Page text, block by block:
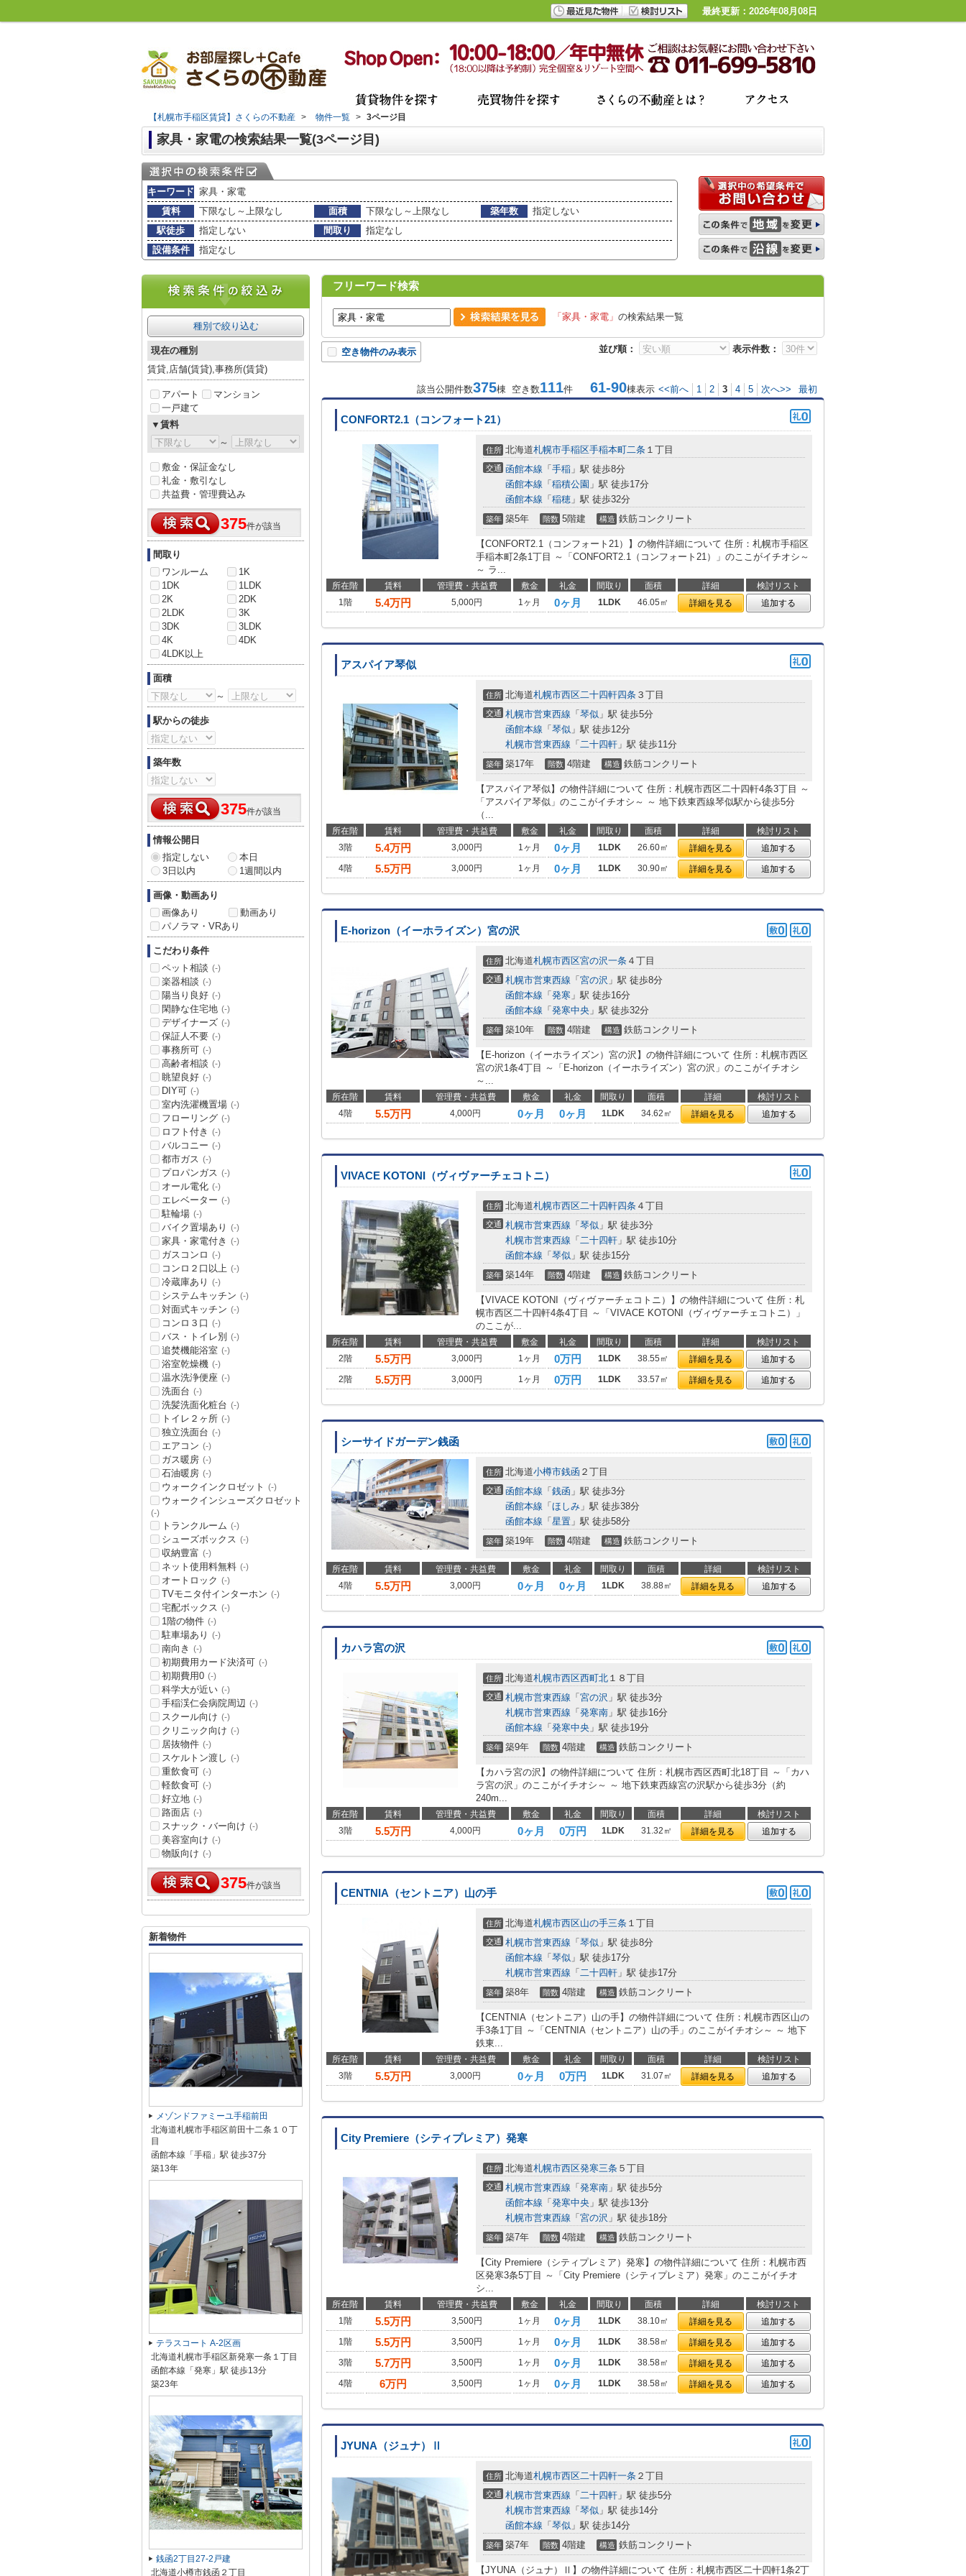
最終更新：2026年08月08日
【札幌市手稲区賃貸】さくらの不動産 > 物件一覧 > 3ページ目
家具・家電の検索結果一覧(3ページ目)
キーワード 家具・家電
賃料
下限なし～上限なし 面積 下限なし～上限なし 築年数
指定しない
駅徒歩
指定しない 間取り
指定なし
設備条件
指定なし
フリーワード検索
「家具・家電」 の検索結果一覧
並び順： 表示件数：
空き物件のみ表示
該当公開件数375棟 空き数111件 61-90棟表示 <<前へ 1 2 3 4 5 次へ>> 最初
CONFORT2.1（コンフォート21）
住所 北海道札幌市手稲区手稲本町二条 １丁目
交通 函館本線 「 手稲 」駅 徒歩8分
函館本線 「 稲積公園 」駅 徒歩17分
函館本線 「 稲穂 」駅 徒歩32分
築年 築5年 階数 5階建 構造 鉄筋コンクリート
【CONFORT2.1（コンフォート21）】の物件詳細について 住所：札幌市手稲区
手稲本町2条1丁目 ～「CONFORT2.1（コンフォート21）」のここがイチオシ～
～ ラ...
所在階 賃料 管理費・共益費 敷金 礼金 間取り 面積 詳細
検討リスト
1階
5.4万円 5,000円 1ヶ月 0ヶ月 1LDK 46.05㎡ 詳細を見る 追加する
アスパイア琴似
住所 北海道札幌市西区二十四軒四条 ３丁目
交通 札幌市営東西線 「 琴似 」駅 徒歩5分
函館本線 「 琴似 」駅 徒歩12分
札幌市営東西線 「 二十四軒 」駅 徒歩11分
築年 築17年 階数 4階建 構造 鉄筋コンクリート
【アスパイア琴似】の物件詳細について 住所：札幌市西区二十四軒4条3丁目 ～
「アスパイア琴似」のここがイチオシ～ ～ 地下鉄東西線琴似駅から徒歩5分
（...
所在階 賃料 管理費・共益費 敷金 礼金 間取り 面積 詳細
検討リスト
3階
5.4万円 3,000円 1ヶ月 0ヶ月 1LDK 26.60㎡ 詳細を見る
追加する
4階
5.5万円 3,000円 1ヶ月 0ヶ月 1LDK 30.90㎡ 詳細を見る 追加する
E-horizon（イーホライズン）宮の沢
住所 北海道札幌市西区宮の沢一条 ４丁目
交通 札幌市営東西線 「 宮の沢 」駅 徒歩8分
函館本線 「 発寒 」駅 徒歩16分
函館本線 「 発寒中央 」駅 徒歩32分
築年 築10年 階数 4階建 構造 鉄筋コンクリート
【E-horizon（イーホライズン）宮の沢】の物件詳細について 住所：札幌市西区
宮の沢1条4丁目 ～「E-horizon（イーホライズン）宮の沢」のここがイチオシ
～...
所在階 賃料 管理費・共益費 敷金 礼金 間取り 面積 詳細
検討リスト
4階
5.5万円 4,000円 0ヶ月 0ヶ月 1LDK 34.62㎡ 詳細を見る 追加する
VIVACE KOTONI（ヴィヴァーチェコトニ）
住所 北海道札幌市西区二十四軒四条 ４丁目
交通 札幌市営東西線 「 琴似 」駅 徒歩3分
札幌市営東西線 「 二十四軒 」駅 徒歩10分
函館本線 「 琴似 」駅 徒歩15分
築年 築14年 階数 4階建 構造 鉄筋コンクリート
【VIVACE KOTONI（ヴィヴァーチェコトニ）】の物件詳細について 住所：札
幌市西区二十四軒4条4丁目 ～「VIVACE KOTONI（ヴィヴァーチェコトニ）」
のここが...
所在階 賃料 管理費・共益費 敷金 礼金 間取り 面積 詳細
検討リスト
2階
5.5万円 3,000円 1ヶ月 0万円 1LDK 38.55㎡ 詳細を見る
追加する
2階
5.5万円 3,000円 1ヶ月 0万円 1LDK 33.57㎡ 詳細を見る 追加する
シーサイドガーデン銭函
住所 北海道小樽市銭函 ２丁目
交通 函館本線 「 銭函 」駅 徒歩3分
函館本線 「 ほしみ 」駅 徒歩38分
函館本線 「 星置 」駅 徒歩58分
築年 築19年 階数 4階建 構造 鉄筋コンクリート
所在階 賃料 管理費・共益費 敷金 礼金 間取り 面積 詳細
検討リスト
4階
5.5万円 3,000円 0ヶ月 0ヶ月 1LDK 38.88㎡ 詳細を見る 追加する
カハラ宮の沢
住所 北海道札幌市西区西町北 １８丁目
交通 札幌市営東西線 「 宮の沢 」駅 徒歩3分
札幌市営東西線 「 発寒南 」駅 徒歩16分
函館本線 「 発寒中央 」駅 徒歩19分
築年 築9年 階数 4階建 構造 鉄筋コンクリート
【カハラ宮の沢】の物件詳細について 住所：札幌市西区西町北18丁目 ～「カハ
ラ宮の沢」のここがイチオシ～ ～ 地下鉄東西線宮の沢駅から徒歩3分（約
240m...
所在階 賃料 管理費・共益費 敷金 礼金 間取り 面積 詳細
検討リスト
3階
5.5万円 4,000円 0ヶ月 0万円 1LDK 31.32㎡ 詳細を見る 追加する
CENTNIA（セントニア）山の手
住所 北海道札幌市西区山の手三条 １丁目
交通 札幌市営東西線 「 琴似 」駅 徒歩8分
函館本線 「 琴似 」駅 徒歩17分
札幌市営東西線 「 二十四軒 」駅 徒歩17分
築年 築8年 階数 4階建 構造 鉄筋コンクリート
【CENTNIA（セントニア）山の手】の物件詳細について 住所：札幌市西区山の
手3条1丁目 ～「CENTNIA（セントニア）山の手」のここがイチオシ～ ～ 地下
鉄東...
所在階 賃料 管理費・共益費 敷金 礼金 間取り 面積 詳細
検討リスト
3階
5.5万円 3,000円 0ヶ月 0万円 1LDK 31.07㎡ 詳細を見る 追加する
City Premiere（シティプレミア）発寒
住所 北海道札幌市西区発寒三条 ５丁目
交通 札幌市営東西線 「 発寒南 」駅 徒歩5分
函館本線 「 発寒中央 」駅 徒歩13分
札幌市営東西線 「 宮の沢 」駅 徒歩18分
築年 築7年 階数 4階建 構造 鉄筋コンクリート
【City Premiere（シティプレミア）発寒】の物件詳細について 住所：札幌市西
区発寒3条5丁目 ～「City Premiere（シティプレミア）発寒」のここがイチオ
シ...
所在階 賃料 管理費・共益費 敷金 礼金 間取り 面積 詳細
検討リスト
1階
5.5万円 3,500円 1ヶ月 0ヶ月 1LDK 38.10㎡ 詳細を見る
追加する
1階
5.5万円 3,500円 1ヶ月 0ヶ月 1LDK 38.58㎡ 詳細を見る
追加する
3階
5.7万円 3,500円 1ヶ月 0ヶ月 1LDK 38.58㎡ 詳細を見る
追加する
4階
6万円 3,500円 1ヶ月 0ヶ月 1LDK 38.58㎡ 詳細を見る 追加する
JYUNA（ジュナ）Ⅱ
住所 北海道札幌市西区二十四軒一条 ２丁目
交通 札幌市営東西線 「 二十四軒 」駅 徒歩5分
札幌市営東西線 「 琴似 」駅 徒歩14分
函館本線 「 琴似 」駅 徒歩14分
築年 築7年 階数 4階建 構造 鉄筋コンクリート
【JYUNA（ジュナ）Ⅱ】の物件詳細について 住所：札幌市西区二十四軒1条2丁
種別で絞り込む
現在の種別
賃貸,店舗(賃貸),事務所(賃貸)
アパート
マンション
一戸建て
▼賃料
～
敷金・保証金なし
礼金・敷引なし
共益費・管理費込み
375件が該当
間取り
ワンルーム
1K
1DK
1LDK
2K
2DK
2LDK
3K
3DK
3LDK
4K
4DK
4LDK以上
面積
～
駅からの徒歩
築年数
375件が該当
情報公開日
指定しない
本日
3日以内
1週間以内
画像・動画あり
画像あり
動画あり
パノラマ・VRあり
こだわり条件
ペット相談 (-)
楽器相談 (-)
陽当り良好 (-)
閑静な住宅地 (-)
デザイナーズ (-)
保証人不要 (-)
事務所可 (-)
高齢者相談 (-)
眺望良好 (-)
DIY可 (-)
室内洗濯機置場 (-)
フローリング (-)
ロフト付き (-)
バルコニー (-)
都市ガス (-)
プロパンガス (-)
オール電化 (-)
エレベーター (-)
駐輪場 (-)
バイク置場あり (-)
家具・家電付き (-)
ガスコンロ (-)
コンロ２口以上 (-)
冷蔵庫あり (-)
システムキッチン (-)
対面式キッチン (-)
コンロ３口 (-)
バス・トイレ別 (-)
追焚機能浴室 (-)
浴室乾燥機 (-)
温水洗浄便座 (-)
洗面台 (-)
洗髪洗面化粧台 (-)
トイレ２ヶ所 (-)
独立洗面台 (-)
エアコン (-)
ガス暖房 (-)
石油暖房 (-)
ウォークインクロゼット (-)
ウォークインシューズクロゼット
(-)
トランクルーム (-)
シューズボックス (-)
収納豊富 (-)
ネット使用料無料 (-)
オートロック (-)
TVモニタ付インターホン (-)
宅配ボックス (-)
1階の物件 (-)
駐車場あり (-)
南向き (-)
初期費用カード決済可 (-)
初期費用0 (-)
科学大が近い (-)
手稲渓仁会病院周辺 (-)
スクール向け (-)
クリニック向け (-)
居抜物件 (-)
スケルトン渡し (-)
重飲食可 (-)
軽飲食可 (-)
好立地 (-)
路面店 (-)
スナック・バー向け (-)
美容室向け (-)
物販向け (-)
375件が該当
新着物件
メゾンドファミーユ手稲前田
北海道札幌市手稲区前田十二条１０丁
目
函館本線「手稲」駅 徒歩37分
築13年
テラスコート A-2区画
北海道札幌市手稲区新発寒一条１丁目
函館本線「発寒」駅 徒歩13分
築23年
銭函2丁目27-2戸建
北海道小樽市銭函２丁目